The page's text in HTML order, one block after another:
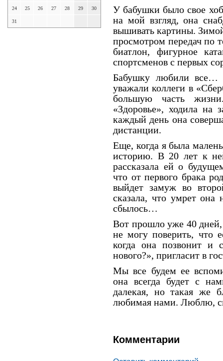
24 25 26 27 28 29 30
31
У бабушки было свое
на мой взгляд, она
вышивать картины.
просмотром передач по
биатлон, фигурное
спортсменов с первых
Бабушку любили все…
уважали коллеги в
большую часть
«Здоровье», ходила на
каждый день она
дистанции.
Еще, когда я была
историю. В 20 лет к
рассказала ей о
что от первого брака
выйдет замуж во
сказала, что умрет
сбылось…
Вот прошло уже 40 дней,
не могу поверить, что
когда она позвонит и
нового?», пригласит в
Мы все будем ее
она всегда будет с
далекая, но такая же
любимая нами. Люблю,
Комментарии